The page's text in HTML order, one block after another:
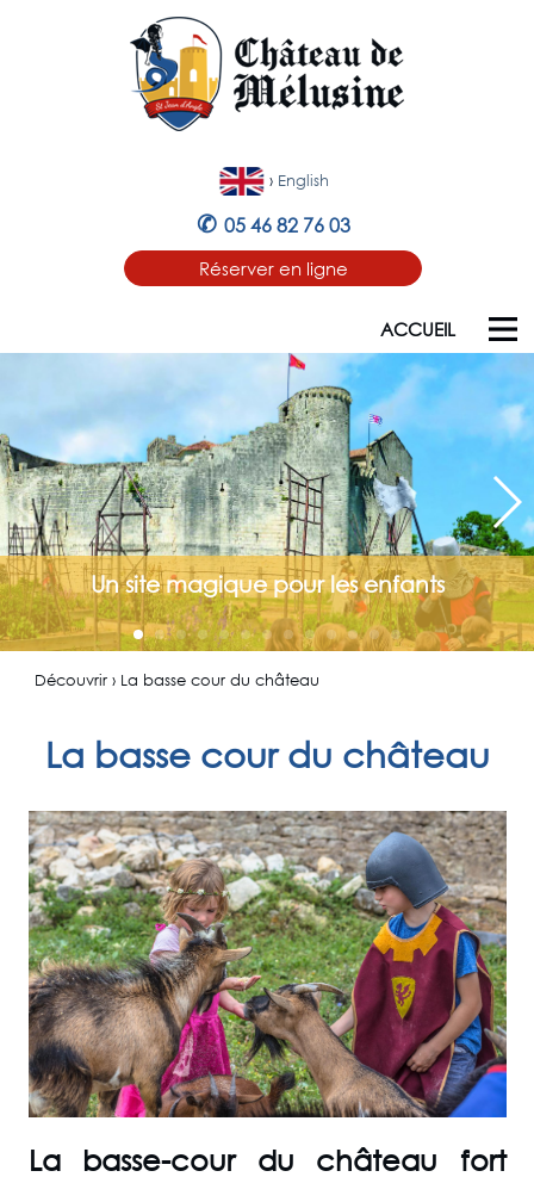
› English
✆ 05 46 82 76 03
Réserver en ligne
ACCUEIL
Un site magique pour les enfants
Découvrir › La basse cour du château
La basse cour du château
La basse-cour du château fort